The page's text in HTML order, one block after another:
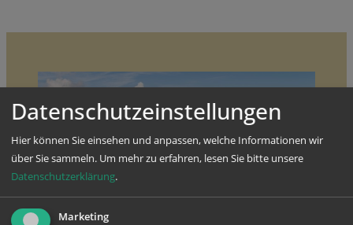
Datenschutzeinstellungen
Hier können Sie einsehen und anpassen, welche Informationen wir
über Sie sammeln. Um mehr zu erfahren, lesen Sie bitte unsere
Datenschutzerklärung.
Marketing